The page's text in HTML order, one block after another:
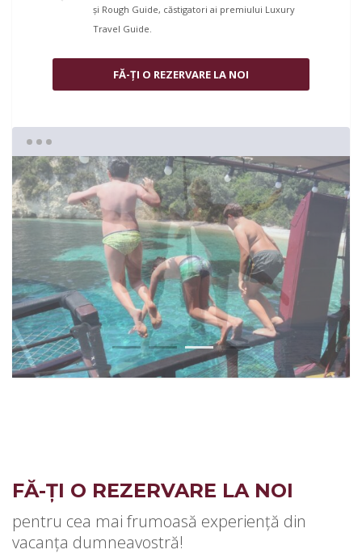
şi Rough Guide, căstigatori ai premiului Luxury
Travel Guide.
FĂ-ȚI O REZERVARE LA NOI
1 2 3
FĂ-ȚI O REZERVARE LA NOI
pentru cea mai frumoasă experiență din
vacanța dumneavostră!